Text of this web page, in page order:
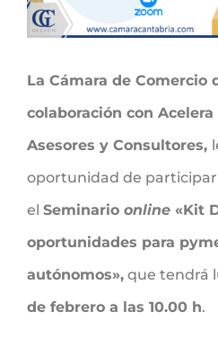
La Cámara de Comercio
colaboración con
Asesores y Consultores,
oportunidad de
el Seminario online «Kit
oportunidades para
autónomos», que tendrá
de febrero a las 10.00 h.